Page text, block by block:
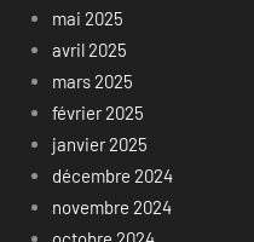
mai 2025
avril 2025
mars 2025
février 2025
janvier 2025
décembre 2024
novembre 2024